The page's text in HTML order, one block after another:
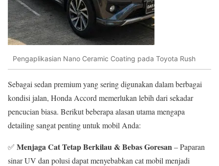
Pengaplikasian Nano Ceramic Coating pada Toyota Rush
Sebagai sedan premium yang sering digunakan dalam berbagai
kondisi jalan, Honda Accord memerlukan lebih dari sekadar
pencucian biasa. Berikut beberapa alasan utama mengapa
detailing sangat penting untuk mobil Anda:
✅ Menjaga Cat Tetap Berkilau & Bebas Goresan – Paparan
sinar UV dan polusi dapat menyebabkan cat mobil menjadi